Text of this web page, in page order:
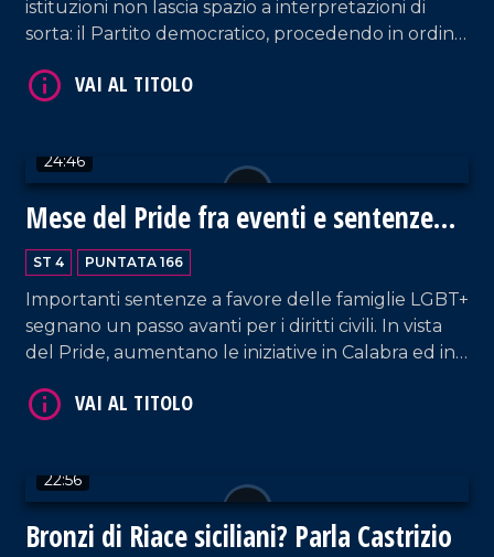
istituzioni non lascia spazio a interpretazioni di
sorta: il Partito democratico, procedendo in ordine
clamorosamente il passo indebolendo, nei fatti, la
24:46
Mese del Pride fra eventi e sentenze
storiche
ST 4 PUNTATA 166
Importanti sentenze a favore delle famiglie LGBT+
segnano un passo avanti per i diritti civili. In vista
del Pride, aumentano le iniziative in Calabra ed in
Presidente di Arcigay.
22:56
Bronzi di Riace siciliani? Parla Castrizio
VAI AL TITOLO
VAI AL TITOLO